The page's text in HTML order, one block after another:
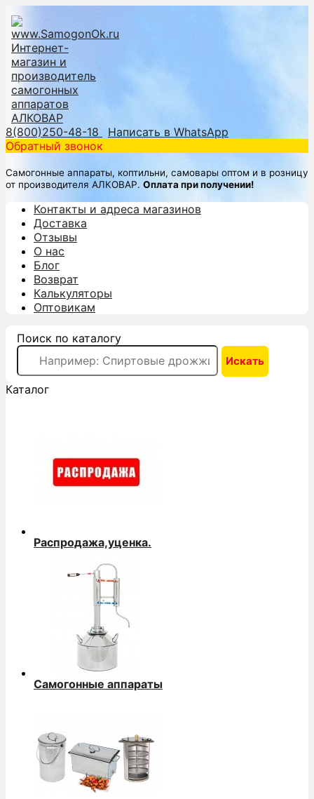
8(800)250-48-18
Написать в WhatsApp
Обратный звонок
Самогонные аппараты, коптильни, самовары оптом и в розницу
от производителя АЛКОВАР. Оплата при получении!
Контакты и адреса магазинов
Доставка
Отзывы
О нас
Блог
Возврат
Калькуляторы
Оптовикам
Поиск по каталогу
Каталог
Распродажа,уценка.
Самогонные аппараты